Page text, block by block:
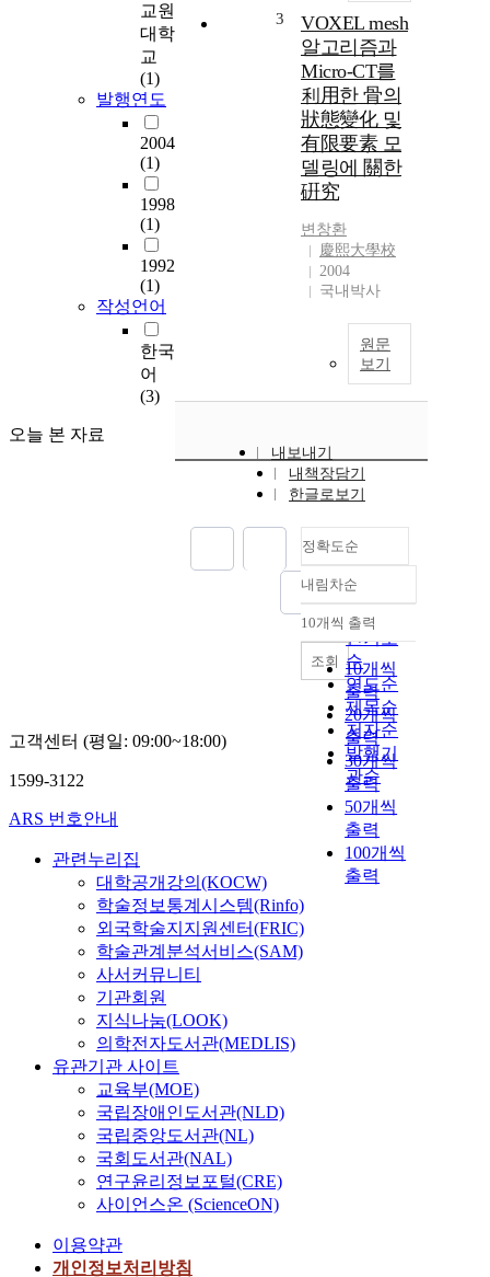
교원
대학
교
(1)
발행연도
2004
(1)
1998
(1)
1992
(1)
작성언어
한국
어
(3)
오늘 본 자료
3
VOXEL mesh
알고리즘과
Micro-CT를
利用한 骨의
狀態變化 및
有限要素 모
델링에 關한
硏究
변창환
慶熙大學校
2004
국내박사
원문
보기
내보내기
내책장담기
한글로보기
정확도순
정확도
순
인기도
순
연도순
제목순
저자순
발행기
관순
내림차순
내림차순
10개씩 출력
10개씩
출력
20개씩
출력
30개씩
출력
50개씩
출력
100개씩
출력
조회
고객센터 (평일: 09:00~18:00)
1599-3122
ARS 번호안내
관련누리집
대학공개강의(KOCW)
학술정보통계시스템(Rinfo)
외국학술지지원센터(FRIC)
학술관계분석서비스(SAM)
사서커뮤니티
기관회원
지식나눔(LOOK)
의학전자도서관(MEDLIS)
유관기관 사이트
교육부(MOE)
국립장애인도서관(NLD)
국립중앙도서관(NL)
국회도서관(NAL)
연구윤리정보포털(CRE)
사이언스온 (ScienceON)
이용약관
개인정보처리방침